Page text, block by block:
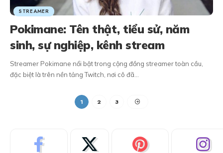
STREAMER
Pokimane: Tên thật, tiểu sử, năm
sinh, sự nghiệp, kênh stream
Streamer Pokimane nổi bật trong cộng đồng streamer toàn cầu,
đặc biệt là trên nền tảng Twitch, nơi cô đã…
1 2 3